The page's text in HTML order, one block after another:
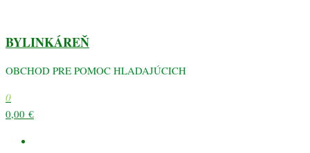
obsah
BYLINKÁREŇ
OBCHOD PRE POMOC HLADAJÚCICH
0
0,00 €